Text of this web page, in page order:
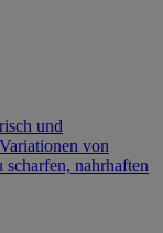
und
von
nahrhaften